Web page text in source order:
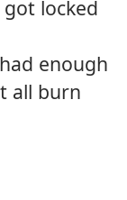
locked
enough
all burn